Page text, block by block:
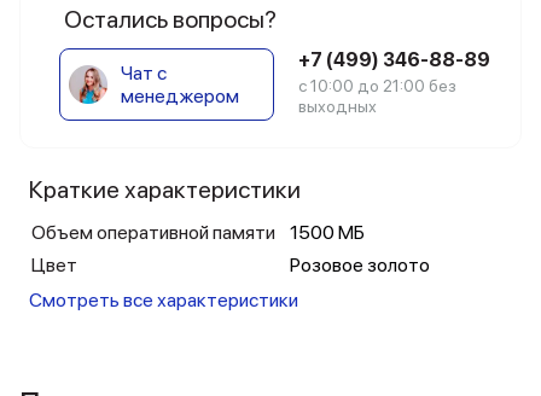
Остались вопросы?
Чат с
менеджером
+7 (499) 346-88-89
с 10:00 до 21:00 без
выходных
Краткие характеристики
Объем оперативной памяти
1500 МБ
Цвет
Розовое золото
Смотреть все характеристики